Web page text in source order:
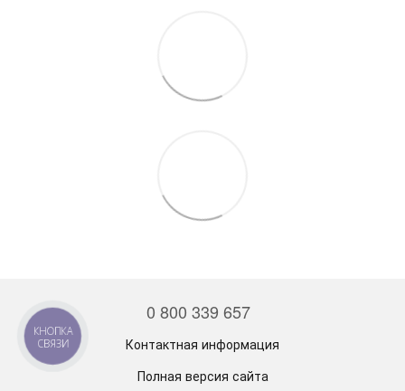
0 800 339 657
Контактная информация
Полная версия сайта
КНОПКА
СВЯЗИ